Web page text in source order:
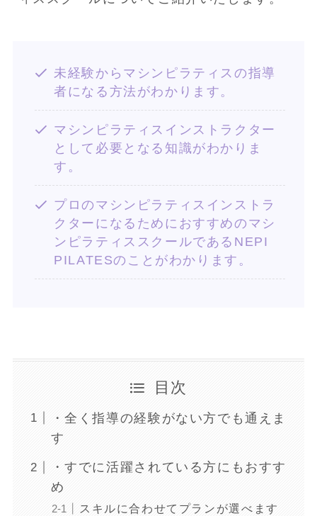
未経験からマシンピラティスの指導
者になる方法がわかります。
マシンピラティスインストラクター
として必要となる知識がわかりま
す。
プロのマシンピラティスインストラ
クターになるためにおすすめのマシ
ンピラティススクールであるNEPI
PILATESのことがわかります。
目次
・全く指導の経験がない方でも通えま
す
・すでに活躍されている方にもおすす
め
スキルに合わせてプランが選べます